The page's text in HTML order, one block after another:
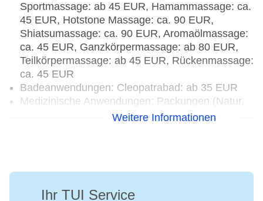
Sportmassage: ab 45 EUR, Hamammassage: ca.
45 EUR, Hotstone Massage: ca. 90 EUR,
Shiatsumassage: ca. 90 EUR, Aromaölmassage:
ca. 45 EUR, Ganzkörpermassage: ab 80 EUR,
Teilkörpermassage: ab 45 EUR, Rückenmassage:
ca. 45 EUR
Badeanwendungen: Cleopatrabad: ab 35 EUR
Medizinische Anwendungen: Packungen (Natur,
70 EUR, Pediküre: ca. 70 EUR
Weitere Informationen
Ihr TUI Service